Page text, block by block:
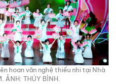
hoan văn nghệ thiếu nhi tại Nhà
ẢNH: THÚY BÌNH.